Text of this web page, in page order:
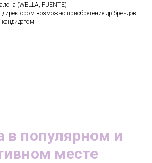
(WELLA, FUENTE)
возможно приобретение др брендов,
в популярном и
месте